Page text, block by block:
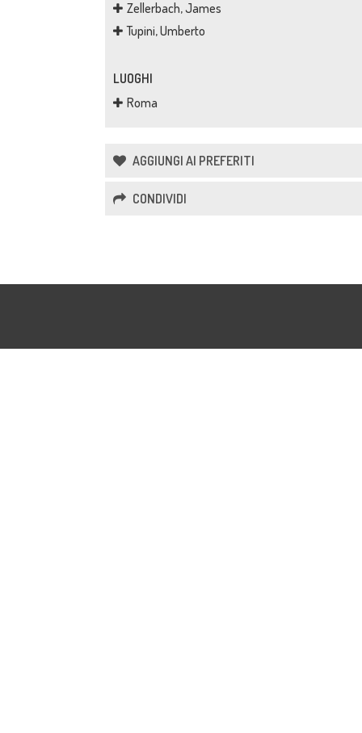
Zellerbach, James
Tupini, Umberto
LUOGHI
Roma
AGGIUNGI AI PREFERITI
CONDIVIDI